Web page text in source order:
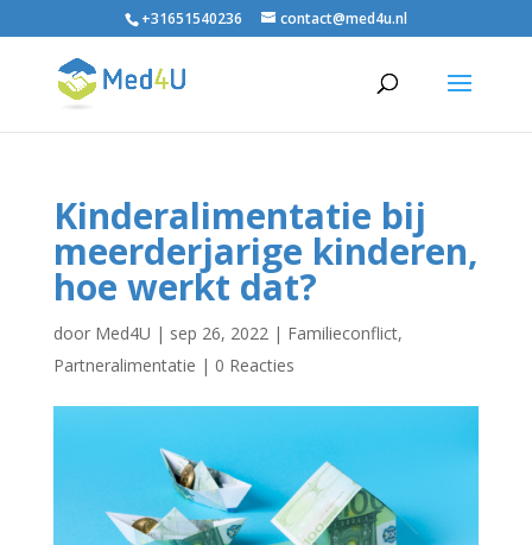
+31651540236 contact@med4u.nl
Kinderalimentatie bij
meerderjarige kinderen,
hoe werkt dat?
door Med4U | sep 26, 2022| Familieconflict,
Partneralimentatie | 0 Reacties